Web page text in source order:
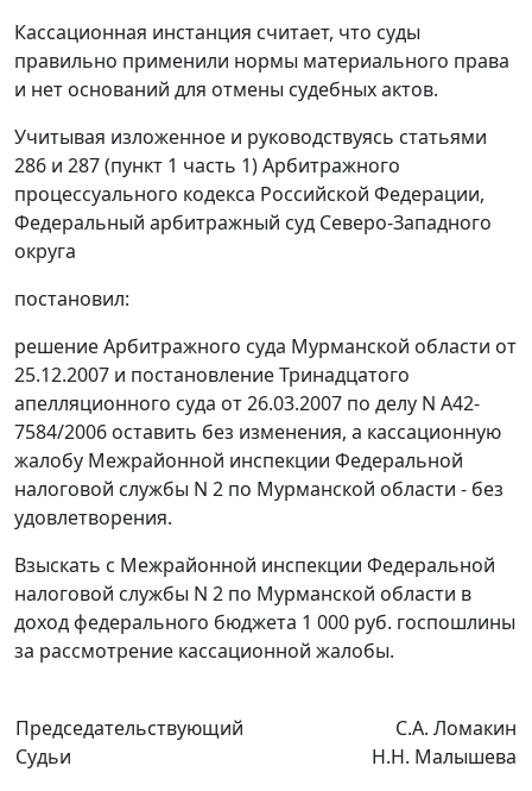
Кассационная инстанция считает, что суды
правильно применили нормы материального права
и нет оснований для отмены судебных актов.
Учитывая изложенное и руководствуясь статьями
286 и 287 (пункт 1 часть 1)Арбитражного
процессуального кодекса Российской Федерации,
Федеральный арбитражный суд Северо-Западного
округа
постановил:
решение Арбитражного суда Мурманской области от
25.12.2007 и постановление Тринадцатого
апелляционного суда от 26.03.2007 по делу N А42-
7584/2006 оставить без изменения, а кассационную
жалобу Межрайонной инспекции Федеральной
налоговой службы N 2 по Мурманской области - без
удовлетворения.
Взыскать с Межрайонной инспекции Федеральной
налоговой службы N 2 по Мурманской области в
доход федерального бюджета 1 000 руб. госпошлины
за рассмотрение кассационной жалобы.
Председательствующий
Судьи
С.А. Ломакин
Н.Н. Малышева